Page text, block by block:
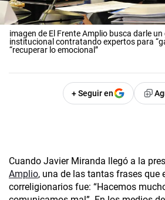
imagen de El Frente Amplio busca darle
institucional contratando expertos para
“recuperar lo emocional”
+ Seguir en
Cuando Javier Miranda llegó a la
Amplio, una de las tantas frases que
correligionarios fue: “Hacemos